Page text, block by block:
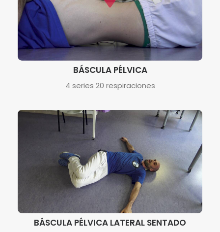
BÁSCULA PÉLVICA
4 series 20 respiraciones
BÁSCULA PÉLVICA LATERAL SENTADO